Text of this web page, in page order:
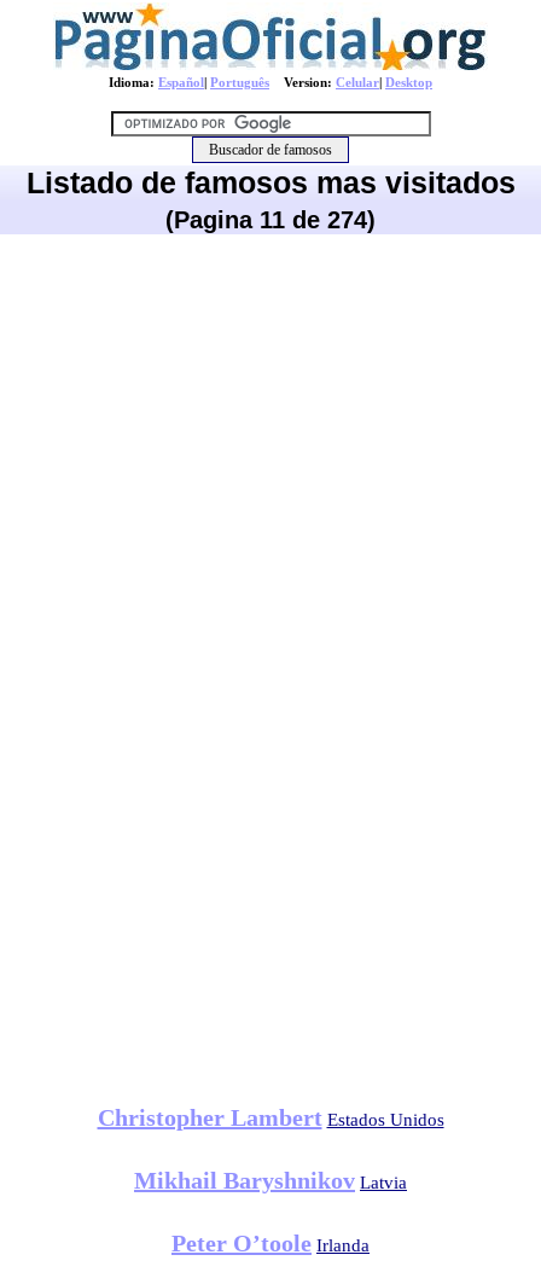
Idioma: Español| Português Version: Celular| Desktop
Listado de famosos mas visitados
(Pagina 11 de 274)
Christopher Lambert Estados Unidos
Mikhail Baryshnikov Latvia
Peter O’toole Irlanda